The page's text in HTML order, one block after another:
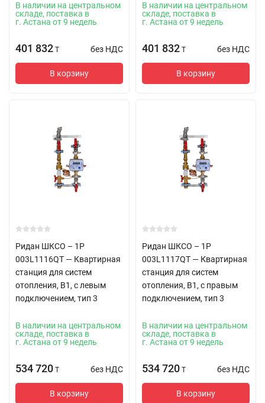
В наличии на центральном
складе, поставка в
г. Астана от 9 недель
401 832 T без НДС
В корзину
В наличии на центральном
складе, поставка в
г. Астана от 9 недель
401 832 T без НДС
В корзину
Ридан ШКСО – 1Р
003L1116QT — Квартирная
станция для систем
отопления, В1, с левым
подключением, тип 3
В наличии на центральном
складе, поставка в
г. Астана от 9 недель
534 720 T без НДС
В корзину
Ридан ШКСО – 1Р
003L1117QT — Квартирная
станция для систем
отопления, В1, с правым
подключением, тип 3
В наличии на центральном
складе, поставка в
г. Астана от 9 недель
534 720 T без НДС
В корзину